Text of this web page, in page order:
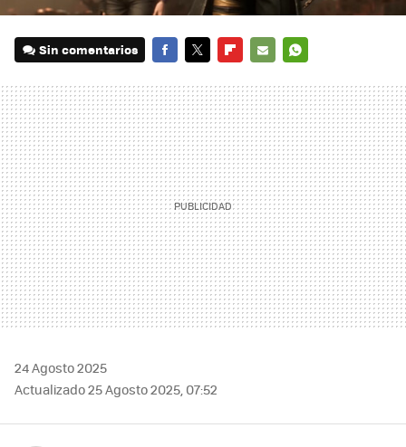
Sin comentarios
MAIL
24 Agosto 2025
Actualizado 25 Agosto 2025, 07:52